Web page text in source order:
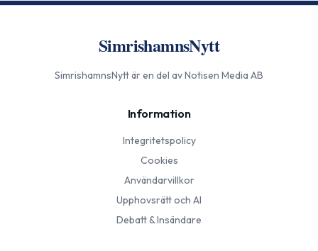
SimrishamnsNytt
SimrishamnsNyttär en del av Notisen Media AB
Information
Integritetspolicy
Cookies
Användarvillkor
Upphovsrätt och AI
Debatt & Insändare